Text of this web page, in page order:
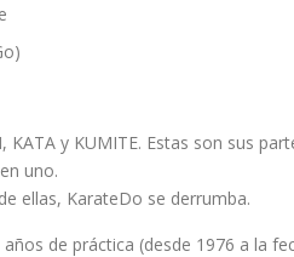
KATA y KUMITE. Estas son sus
uno.
ellas, KarateDo se derrumba.
de práctica (desde 1976 a la